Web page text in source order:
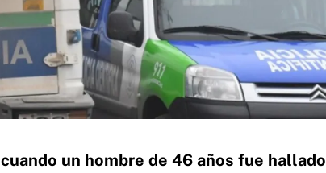
cuando un hombre de 46 años fue hallado